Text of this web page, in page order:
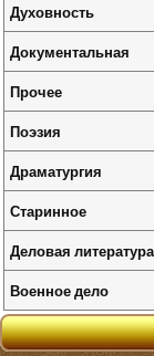
Духовность
Документальная
Прочее
Поэзия
Драматургия
Старинное
Деловая литература
Военное дело